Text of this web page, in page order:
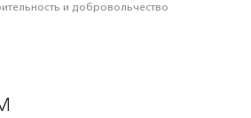
и доброволь­чест­во